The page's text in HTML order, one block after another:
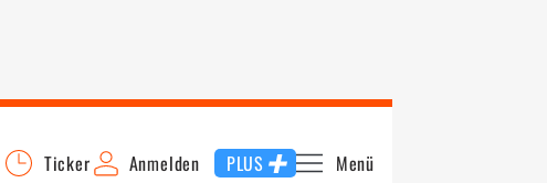
Ticker Anmelden PLUS Menü